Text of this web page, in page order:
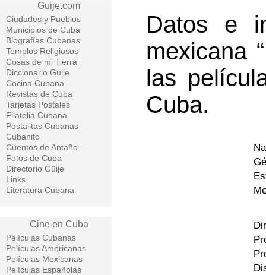
Guije.com
Ciudades y Pueblos
Municipios de Cuba
Biografías Cubanas
Templos Religiosos
Cosas de mi Tierra
Diccionario Guije
Cocina Cubana
Revistas de Cuba
Tarjetas Postales
Filatelia Cubana
Postalitas Cubanas
Cubanito
Cuentos de Antaño
Fotos de Cuba
Directorio Güije
Links
Literatura Cubana
Cine en Cuba
Películas Cubanas
Películas Americanas
Películas Mexicanas
Películas Españolas
Datos e
mexicana
las
Cuba.